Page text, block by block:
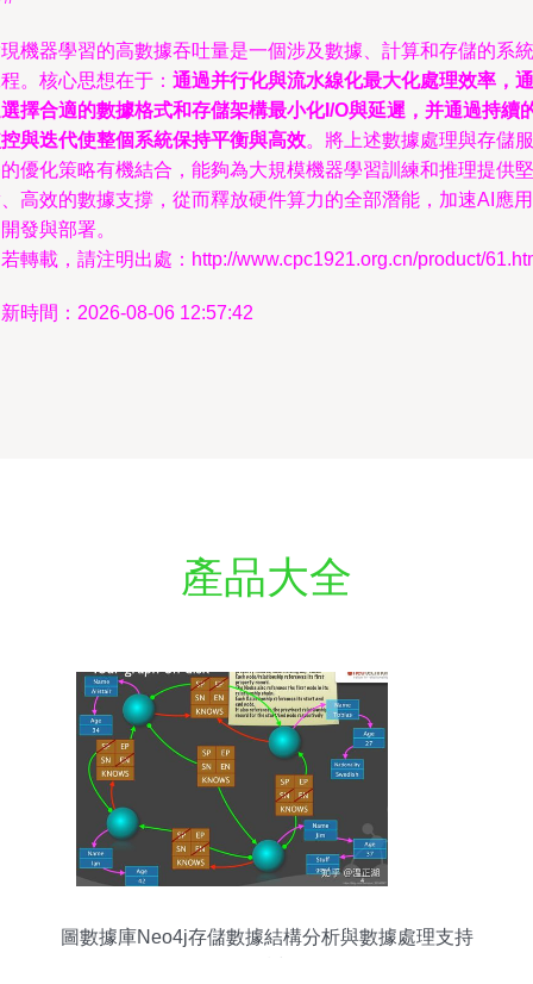
機器學習的高數據吞吐量是一個涉及數據、計算和存儲的系統
。核心思想在于： 通過并行化與流水線化最大化處理效率，通
擇合適的數據格式和存儲架構最小化I/O與延遲，并通過持續
與迭代使整個系統保持平衡與高效。將上述數據處理與存儲服
優化策略有機結合，能夠為大規模機器學習訓練和推理提供堅
高效的數據支撐，從而釋放硬件算力的全部潛能，加速AI應用
發與部署。
轉載，請注明出處：http://www.cpc1921.org.cn/product/
時間：2026-08-06 12:57:42
產品大全
圖數據庫Neo4j存儲數據結構分析與數據處理支持